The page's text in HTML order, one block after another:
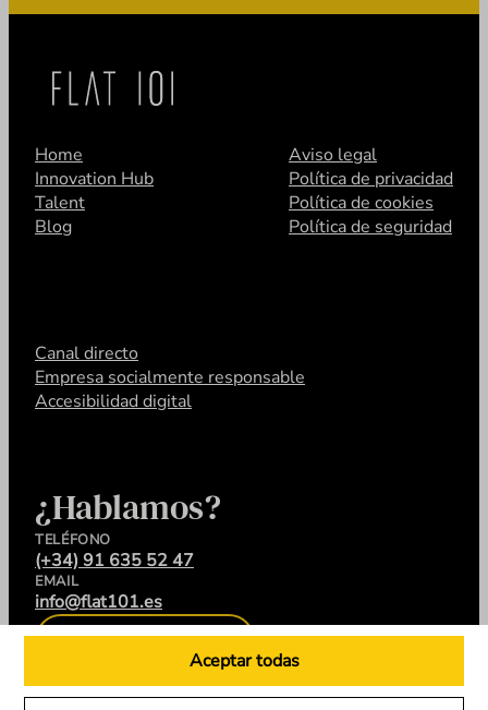
Aceptar todas
Home
Innovation Hub
Talent
Blog
Aviso legal
Política de privacidad
Política de cookies
Política de seguridad
Canal directo
Empresa socialmente responsable
Accesibilidad digital
¿Hablamos?
TELÉFONO
(+34) 91 635 52 47
EMAIL
info@flat101.es
CONTACTA